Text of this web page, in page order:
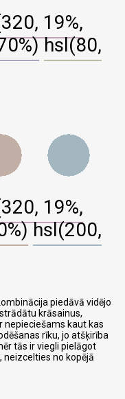
19%,
hsl(80,
19%,
hsl(200,
piedāvā vidējo
krāsainus,
nepieciešams kaut kas
rīku, jo atšķirība
tās ir viegli pielāgot
no kopējā